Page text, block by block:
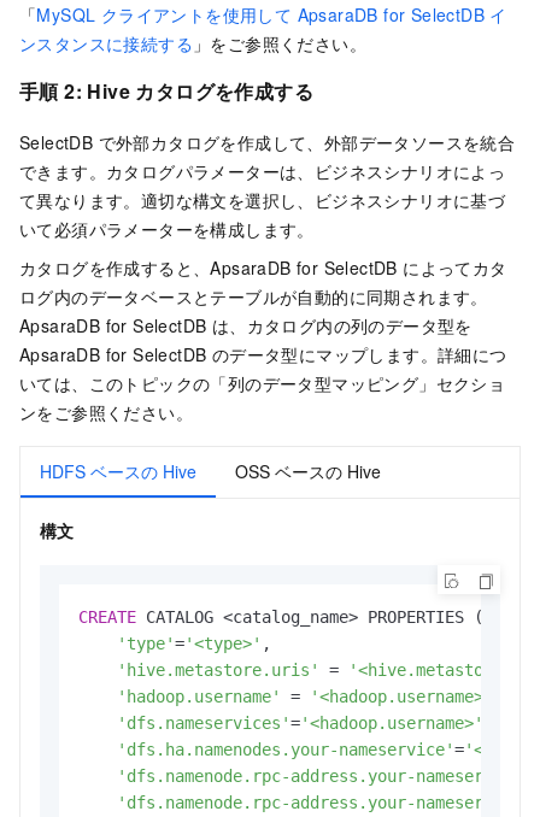
「MySQL クライアントを使用して ApsaraDB for SelectDB イ
ンスタンスに接続する 」をご参照ください。
手順 2: Hive カタログを作成する
SelectDB で外部カタログを作成して、外部データソースを統合
できます。カタログパラメーターは、ビジネスシナリオによっ
て異なります。適切な構文を選択し、ビジネスシナリオに基づ
いて必須パラメーターを構成します。
カタログを作成すると、ApsaraDB for SelectDB によってカタ
ログ内のデータベースとテーブルが自動的に同期されます。
ApsaraDB for SelectDB は、カタログ内の列のデータ型を
ApsaraDB for SelectDB のデータ型にマップします。詳細につ
いては、このトピックの「列のデータ型マッピング」セクショ
ンをご参照ください。
HDFS ベースの Hive OSS ベースの Hive
構文
CREATE CATALOG <catalog_name> PROPERTIES (
'type'='<type>' ,
'hive.metastore.uris'
=
'hadoop.username'
= '<hadoop.username>'
'dfs.nameservices'='<hadoop.username>'
'dfs.ha.namenodes.your-nameservice'=
'dfs.namenode.rpc-address.your-
'dfs.namenode.rpc-address.your-